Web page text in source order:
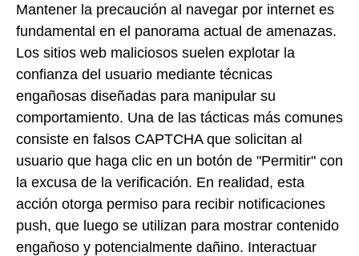
Mantener la precaución al navegar por internet es
fundamental en el panorama actual de amenazas.
Los sitios web maliciosos suelen explotar la
confianza del usuario mediante técnicas
engañosas diseñadas para manipular su
comportamiento. Una de las tácticas más comunes
consiste en falsos CAPTCHA que solicitan al
usuario que haga clic en un botón de "Permitir" con
la excusa de la verificación. En realidad, esta
acción otorga permiso para recibir notificaciones
push, que luego se utilizan para mostrar contenido
engañoso y potencialmente dañino. Interactuar